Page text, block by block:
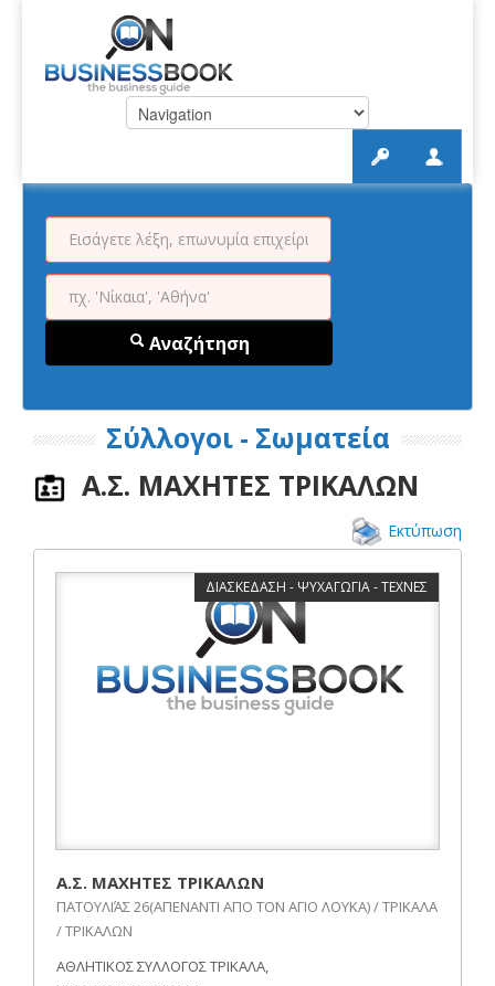
Αναζήτηση
Σύλλογοι - Σωματεία
Α.Σ. ΜΑΧΗΤΕΣ ΤΡΙΚΑΛΩΝ
Εκτύπωση
ΔΙΑΣΚΕΔΑΣΗ - ΨΥΧΑΓΩΓΙΑ - ΤΕΧΝΕΣ
Α.Σ. ΜΑΧΗΤΕΣ ΤΡΙΚΑΛΩΝ
ΠΑΤΟΥΛΙΆΣ 26(ΑΠΕΝΑΝΤΙ ΑΠΟ ΤΟΝ ΑΓΙΟ ΛΟΥΚΑ) / ΤΡΙΚΑΛΑ
/ ΤΡΙΚΑΛΩΝ
ΑΘΛΗΤΙΚΟΣ ΣΥΛΛΟΓΟΣ ΤΡΙΚΑΛΑ,